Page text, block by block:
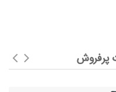
پرفروش